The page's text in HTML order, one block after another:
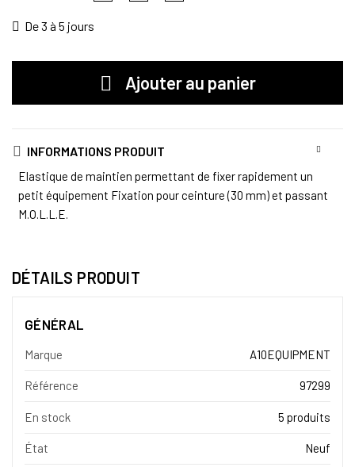
De 3 à 5 jours
Ajouter au panier
INFORMATIONS PRODUIT
Elastique de maintien permettant de fixer rapidement un
petit équipement Fixation pour ceinture (30 mm) et passant
M.O.L.L.E.
DÉTAILS PRODUIT
GÉNÉRAL
Marque A10EQUIPMENT
Référence 97299
En stock 5 produits
État Neuf